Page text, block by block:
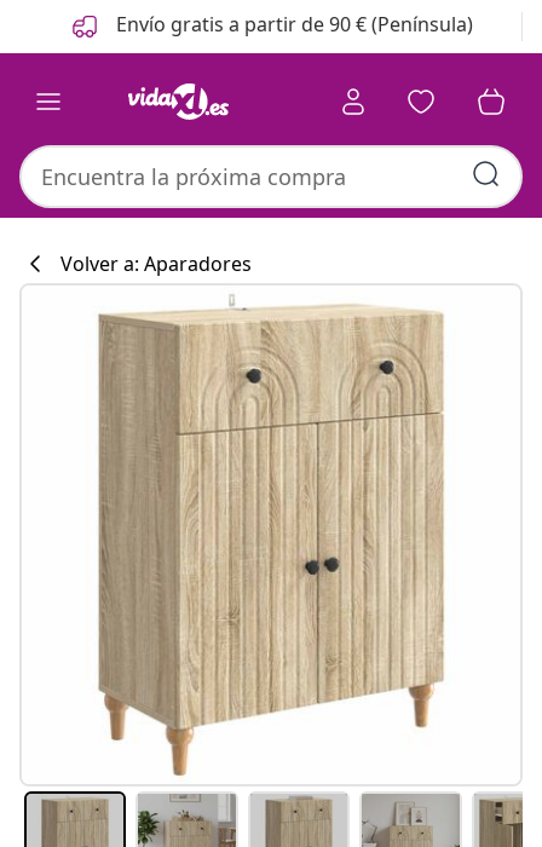
Anterior
Siguiente Envío gratis a partir de 90 € (Península)
#sharemevidaxl
Colección de
Volver a: Aparadores